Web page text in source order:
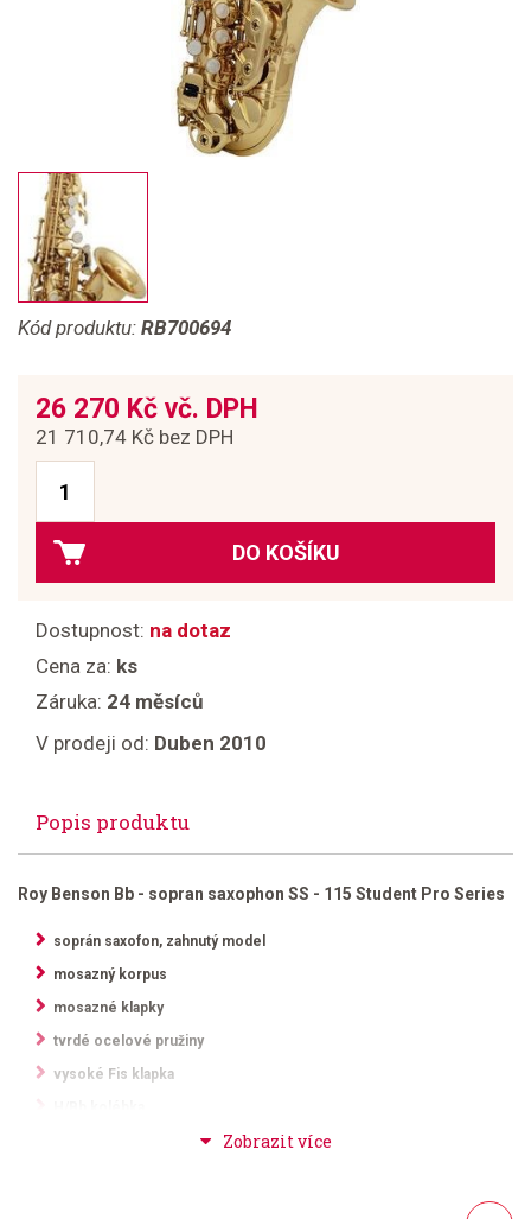
Kód produktu: RB700694
26 270 Kč vč. DPH
21 710,74 Kč bez DPH
DO KOŠÍKU
Dostupnost: na dotaz
Cena za: ks
Záruka: 24 měsíců
V prodeji od: Duben 2010
Popis produktu
Roy Benson Bb - sopran saxophon SS - 115 Student Pro Series
soprán saxofon, zahnutý model
mosazný korpus
mosazné klapky
tvrdé ocelové pružiny
vysoké Fis klapka